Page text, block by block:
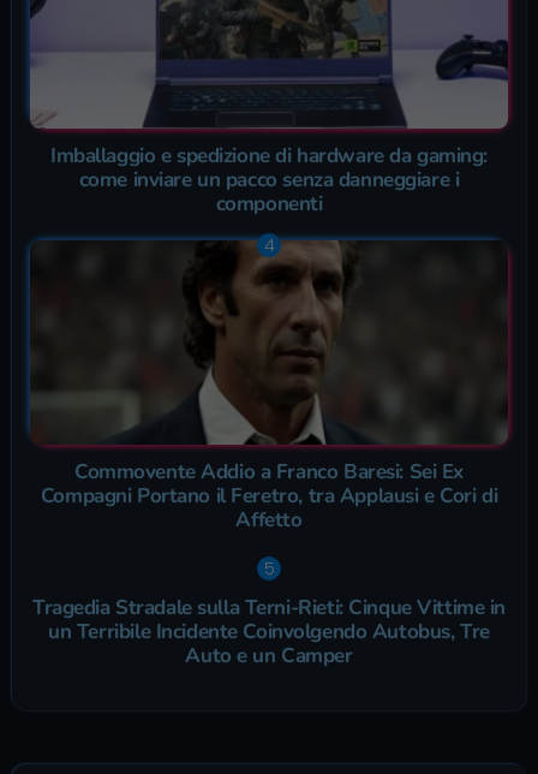
Imballaggio e spedizione di hardware da gaming:
come inviare un pacco senza danneggiare i
componenti
Commovente Addio a Franco Baresi: Sei Ex
Compagni Portano il Feretro, tra Applausi e Cori di
Affetto
Tragedia Stradale sulla Terni-Rieti: Cinque Vittime in
un Terribile Incidente Coinvolgendo Autobus, Tre
Auto e un Camper